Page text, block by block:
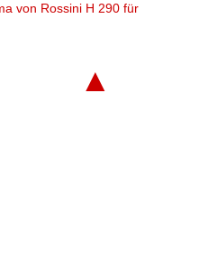
von Rossini H 290 für
▲